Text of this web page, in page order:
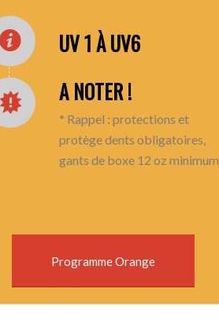
UV 1 À UV6
A NOTER !
* Rappel : protections et
protège dents obligatoires,
gants de boxe 12 oz minimum
Programme Orange